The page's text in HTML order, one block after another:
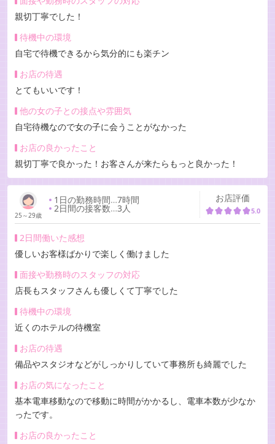
親切丁寧でした！
待機中の環境
自宅で待機できるから気分的にも楽チン
お店の待遇
とてもいいです！
他の女の子との接点や雰囲気
自宅待機なので女の子に会うことがなかった
お店の良かったこと
親切丁寧で良かった！お客さんが来たらもっと良かった！
25～29歳
1日の勤務時間…7時間
2日間の接客数…3人
お店評価
5.0
2日間働いた感想
優しいお客様ばかりで楽しく働けました
面接や勤務時のスタッフの対応
店長もスタッフさんも優しくて丁寧でした
待機中の環境
近くのホテルの待機室
お店の待遇
備品やスタジオなどがしっかりしていて事務所も綺麗でした
お店の気になったこと
基本電車移動なので移動に時間がかかるし、電車本数が少なか
ったです。
お店の良かったこと